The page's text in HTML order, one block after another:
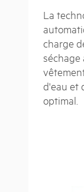
La
charge
séchage
d'eau et
optimal.